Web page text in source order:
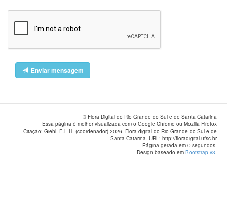
Enviar mensagem
© Flora Digital do Rio Grande do Sul e de Santa Catarina
Essa página é melhor visualizada com o Google Chrome ou Mozilla Firefox
Citação: Giehl, E.L.H. (coordenador) 2026. Flora digital do Rio Grande do Sul e de
Santa Catarina. URL: http://floradigital.ufsc.br
Página gerada em 0 segundos.
Design baseado em Bootstrap v3.